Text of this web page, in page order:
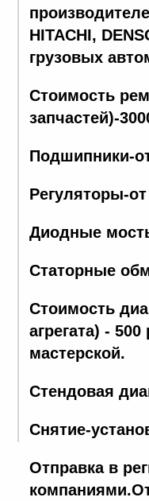
HITACHI,
грузовых
Стоимость
запчастей)-
Подшипники-
Регуляторы-
Диодные
Статорные
Стоимость
агрегата) -
мастерской.
Стендовая
Снятие-
Отправка в